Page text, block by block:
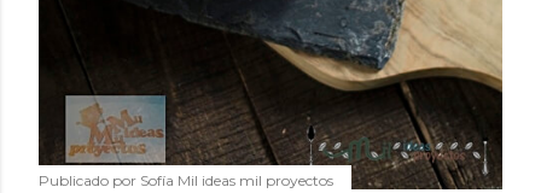
Publicado por Sofía Mil ideas mil proyectos